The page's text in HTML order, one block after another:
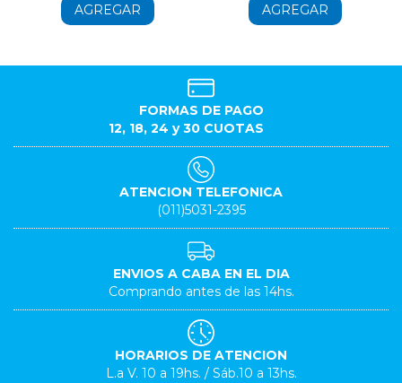
AGREGAR AGREGAR
FORMAS DE PAGO
12, 18, 24 y 30 CUOTAS
ATENCION TELEFONICA
(011)5031-2395
ENVIOS A CABA EN EL DIA
Comprando antes de las 14hs.
HORARIOS DE ATENCION
L.a V. 10 a 19hs. / Sáb.10 a 13hs.